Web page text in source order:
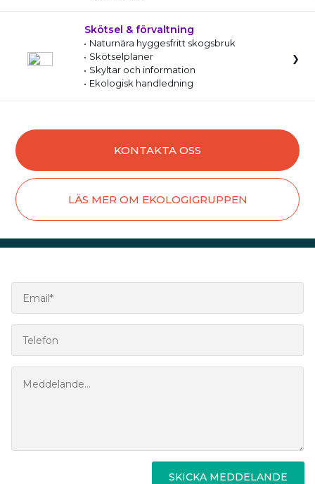
Skötsel & förvaltning
Naturnära hyggesfritt skogsbruk
Skötselplaner
Skyltar och information
Ekologisk handledning
KONTAKTA OSS
LÄS MER OM EKOLOGIGRUPPEN
SKICKA MEDDELANDE